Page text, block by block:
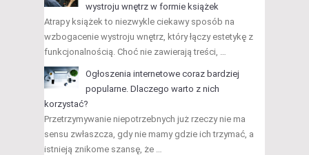
wystroju wnętrz w formie książek
Atrapy książek to niezwykle ciekawy sposób na
wzbogacenie wystroju wnętrz, który łączy estetykę z
funkcjonalnością. Choć nie zawierają treści, …
Ogłoszenia internetowe coraz bardziej
popularne. Dlaczego warto z nich
korzystać?
Przetrzymywanie niepotrzebnych już rzeczy nie ma
sensu zwłaszcza, gdy nie mamy gdzie ich trzymać, a
istnieją znikome szansę, że …